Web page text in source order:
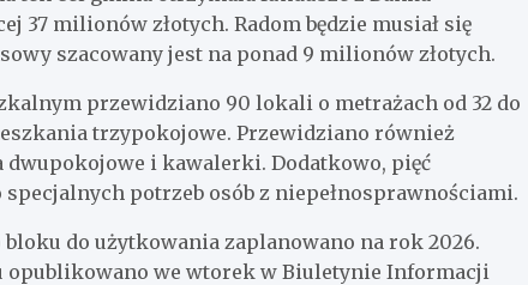
37 milionów złotych. Radom będzie musiał się
szacowany jest na ponad 9 milionów złotych.
przewidziano 90 lokali o metrażach od 32 do
trzypokojowe. Przewidziano również
i kawalerki. Dodatkowo, pięć
potrzeb osób z niepełnosprawnościami.
do użytkowania zaplanowano na rok 2026.
we wtorek w Biuletynie Informacji